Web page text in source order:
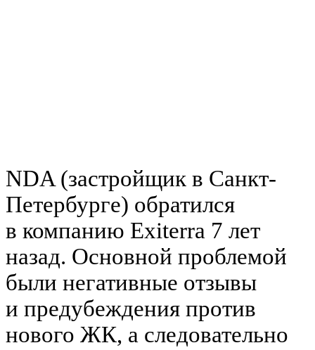
NDA (застройщик в Санкт-
Петербурге) обратился
в компанию Exiterra 7 лет
назад. Основной проблемой
были негативные отзывы
и предубеждения против
нового ЖК, а следовательно